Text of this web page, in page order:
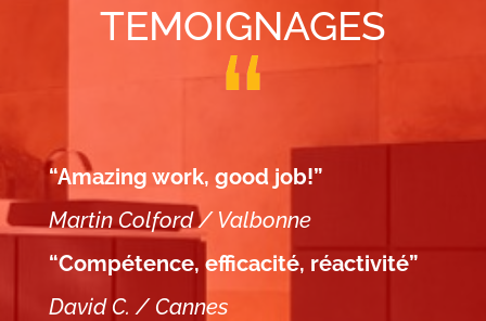
TEMOIGNAGES
“Amazing work, good job!”
Martin Colford / Valbonne
“Compétence, efficacité, réactivité”
David C. / Cannes